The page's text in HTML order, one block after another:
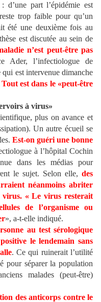
part l’épidémie est
trop faible pour qu’un
été une deuxième fois au
est discutée au sein de
n’est peut-être pas
Ader, l’infectiologue de
est intervenue dimanche
Tout est dans le «peut-être
à virus»
plus on avance et
Un autre écueil se
Est-on guéri une bonne
à l’hôpital Cochin
dans les médias pour
le sujet. Selon elle, des
néanmoins abriter
virus. « Le virus resterait
de l’organisme ou
», a-t-elle indiqué.
au test sérologique
le lendemain sans
. Ce qui ruinerait l’utilité
pour séparer la population
malades (peut-être)
des anticorps contre le